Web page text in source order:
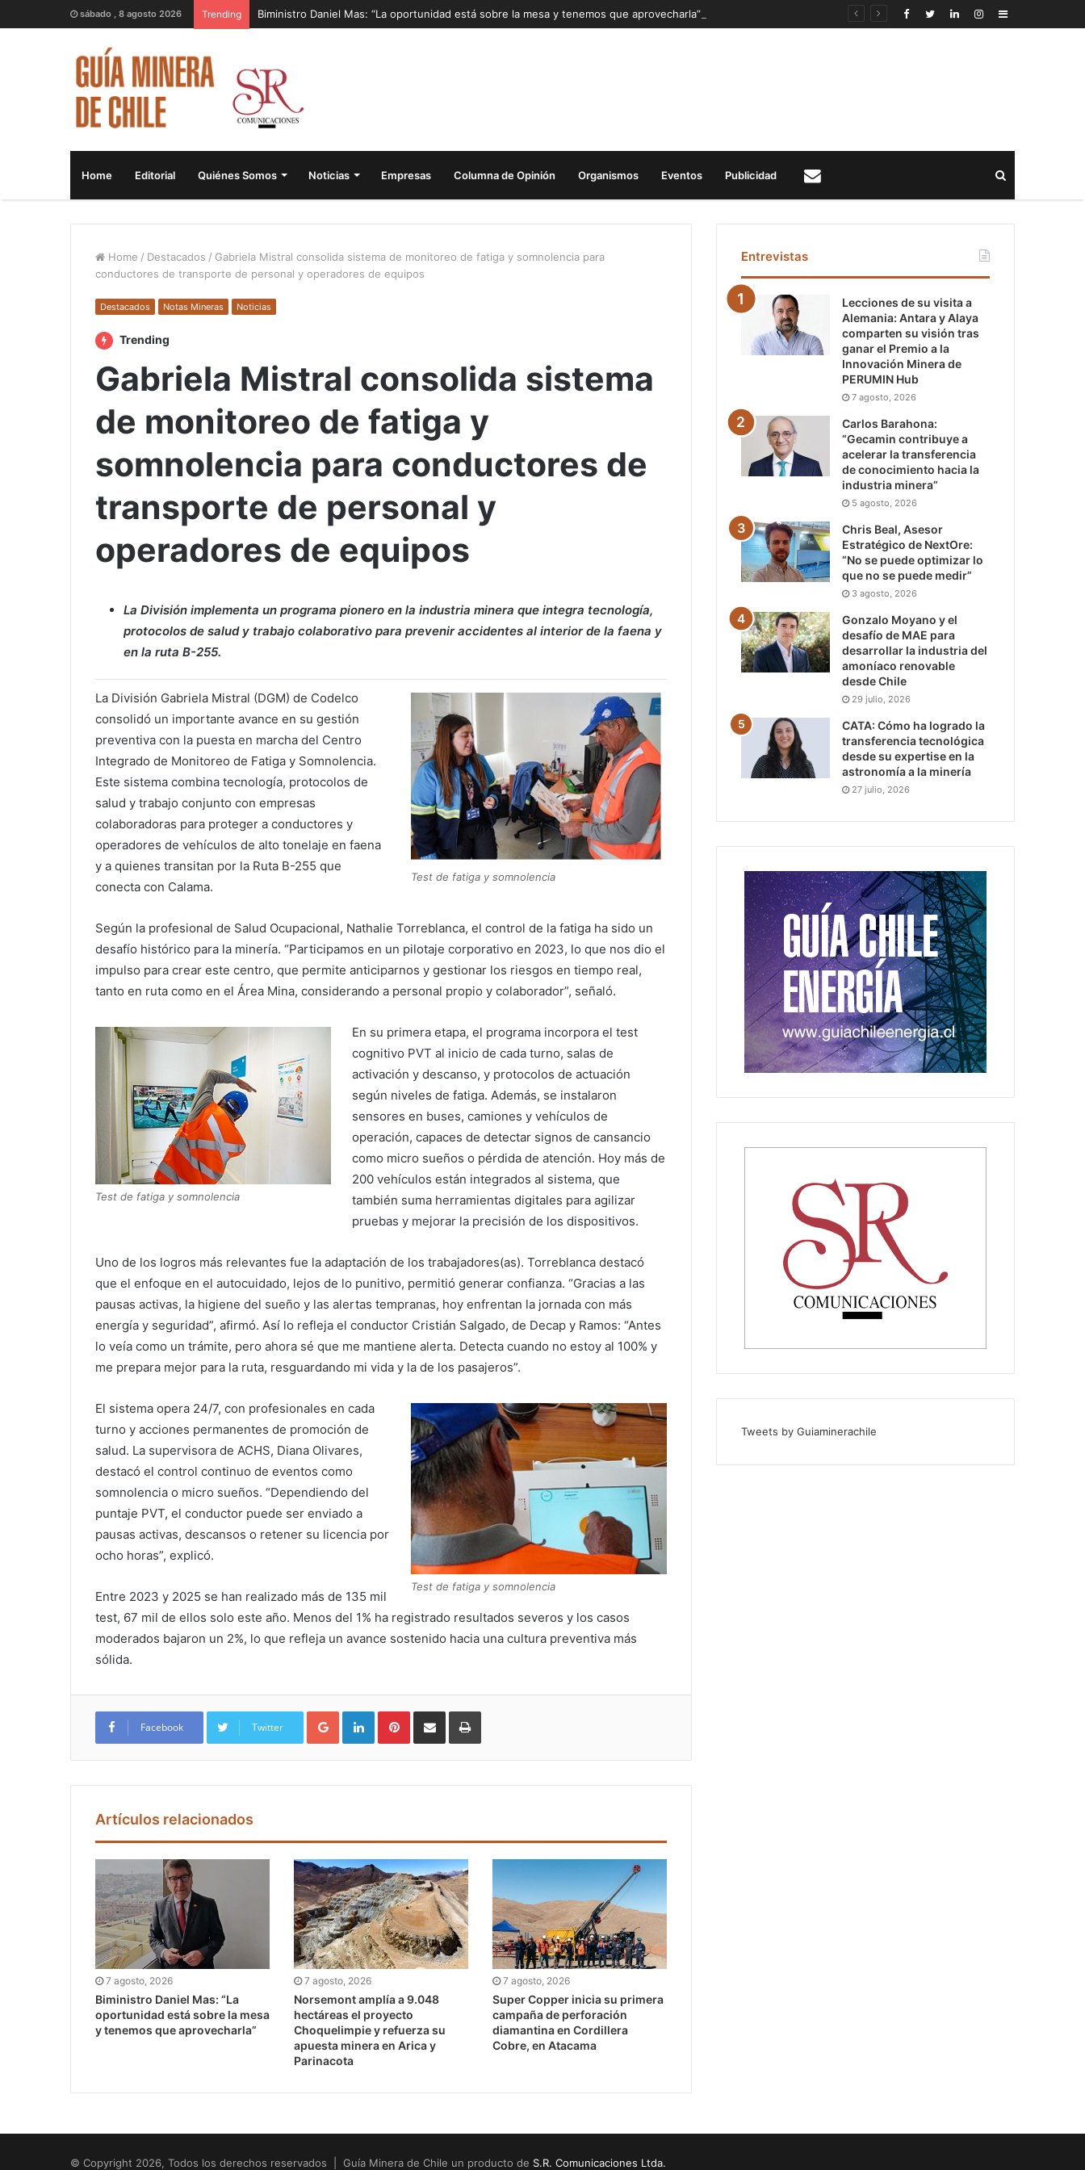
sábado , 8 agosto 2026 Trending Biministro Daniel Mas: “La oportunidad está sobre la mesa y tenemos que aprovecharla” Sidebar
Home Editorial Quiénes Somos Noticias Empresas Columna de Opinión Organismos Eventos Publicidad
Home / Destacados / Gabriela Mistral consolida sistema de monitoreo de fatiga y somnolencia para
conductores de transporte de personal y operadores de equipos
Destacados Notas Mineras Noticias
Trending
Gabriela Mistral consolida sistema
de monitoreo de fatiga y
somnolencia para conductores de
transporte de personal y
operadores de equipos
La División implementa un programa pionero en la industria minera que integra tecnología,
protocolos de salud y trabajo colaborativo para prevenir accidentes al interior de la faena y
en la ruta B-255.
Test de fatiga y somnolencia
La División Gabriela Mistral (DGM) de Codelco
consolidó un importante avance en su gestión
preventiva con la puesta en marcha del Centro
Integrado de Monitoreo de Fatiga y Somnolencia.
Este sistema combina tecnología, protocolos de
salud y trabajo conjunto con empresas
colaboradoras para proteger a conductores y
operadores de vehículos de alto tonelaje en faena
y a quienes transitan por la Ruta B-255 que
conecta con Calama.
Según la profesional de Salud Ocupacional, Nathalie Torreblanca, el control de la fatiga ha sido un
desafío histórico para la minería. “Participamos en un pilotaje corporativo en 2023, lo que nos dio el
impulso para crear este centro, que permite anticiparnos y gestionar los riesgos en tiempo real,
tanto en ruta como en el Área Mina, considerando a personal propio y colaborador”, señaló.
Test de fatiga y somnolencia
En su primera etapa, el programa incorpora el test
cognitivo PVT al inicio de cada turno, salas de
activación y descanso, y protocolos de actuación
según niveles de fatiga. Además, se instalaron
sensores en buses, camiones y vehículos de
operación, capaces de detectar signos de cansancio
como micro sueños o pérdida de atención. Hoy más de
200 vehículos están integrados al sistema, que
también suma herramientas digitales para agilizar
pruebas y mejorar la precisión de los dispositivos.
Uno de los logros más relevantes fue la adaptación de los trabajadores(as). Torreblanca destacó
que el enfoque en el autocuidado, lejos de lo punitivo, permitió generar confianza. “Gracias a las
pausas activas, la higiene del sueño y las alertas tempranas, hoy enfrentan la jornada con más
energía y seguridad”, afirmó. Así lo refleja el conductor Cristián Salgado, de Decap y Ramos: “Antes
lo veía como un trámite, pero ahora sé que me mantiene alerta. Detecta cuando no estoy al 100% y
me prepara mejor para la ruta, resguardando mi vida y la de los pasajeros”.
Test de fatiga y somnolencia
El sistema opera 24/7, con profesionales en cada
turno y acciones permanentes de promoción de
salud. La supervisora de ACHS, Diana Olivares,
destacó el control continuo de eventos como
somnolencia o micro sueños. “Dependiendo del
puntaje PVT, el conductor puede ser enviado a
pausas activas, descansos o retener su licencia por
ocho horas”, explicó.
Entre 2023 y 2025 se han realizado más de 135 mil
test, 67 mil de ellos solo este año. Menos del 1% ha registrado resultados severos y los casos
moderados bajaron un 2%, lo que refleja un avance sostenido hacia una cultura preventiva más
sólida.
Facebook Twitter
Google+ LinkedIn Pinterest
Artículos relacionados
7 agosto, 2026
Biministro Daniel Mas: “La
oportunidad está sobre la mesa
y tenemos que aprovecharla”
7 agosto, 2026
Norsemont amplía a 9.048
hectáreas el proyecto
Choquelimpie y refuerza su
apuesta minera en Arica y
Parinacota
7 agosto, 2026
Super Copper inicia su primera
campaña de perforación
diamantina en Cordillera
Cobre, en Atacama
Entrevistas
Lecciones de su visita a
Alemania: Antara y Alaya
comparten su visión tras
ganar el Premio a la
Innovación Minera de
PERUMIN Hub
7 agosto, 2026
Carlos Barahona:
“Gecamin contribuye a
acelerar la transferencia
de conocimiento hacia la
industria minera”
5 agosto, 2026
Chris Beal, Asesor
Estratégico de NextOre:
“No se puede optimizar lo
que no se puede medir”
3 agosto, 2026
Gonzalo Moyano y el
desafío de MAE para
desarrollar la industria del
amoníaco renovable
desde Chile
29 julio, 2026
CATA: Cómo ha logrado la
transferencia tecnológica
desde su expertise en la
astronomía a la minería
27 julio, 2026
Tweets by Guiaminerachile
© Copyright 2026, Todos los derechos reservados | Guía Minera de Chile un producto de S.R. Comunicaciones Ltda.